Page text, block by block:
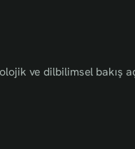
ve dilbilimsel bakış